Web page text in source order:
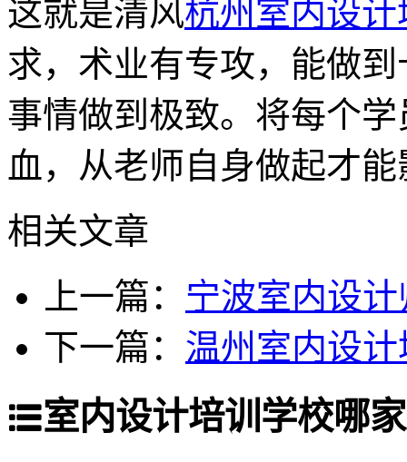
这就是清风杭州室内设计
求，术业有专攻，能做
事情做到极致。将每个
血，从老师自身做起才
相关文章
上一篇： 宁波室内设
下一篇： 温州室内设
室内设计培训学校哪